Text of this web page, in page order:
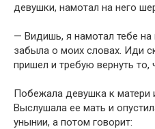
девушки, намотал на него
— Видишь, я намотал тебе на
забыла о моих словах. Иди
пришел и требую вернуть то,
Побежала девушка к матери
Выслушала ее мать и
унынии, а потом говорит: